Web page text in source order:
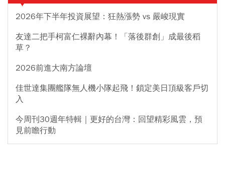
2026年下半年投資展望：狂熱漲勢 vs 嚴峻現實
友達二把手柯富仁裸辭內幕！「落後群創」成最後稻
草？
2026前進大南方論壇
佳世達集團艦隊無人機小隊起飛！鎖定美日頂級客戶切
入
今周刊30週年特輯｜更好的台灣：回望精彩風雲，預
見前瞻行動